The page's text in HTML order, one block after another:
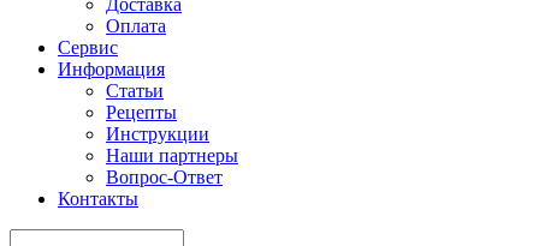
Доставка
Оплата
Сервис
Информация
Статьи
Рецепты
Инструкции
Наши партнеры
Вопрос-Ответ
Контакты